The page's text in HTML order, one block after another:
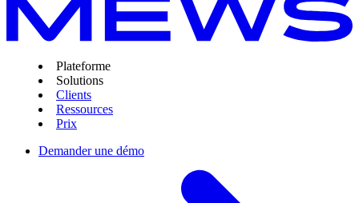
Plateforme
Solutions
Clients
Ressources
Prix
Demander une démo